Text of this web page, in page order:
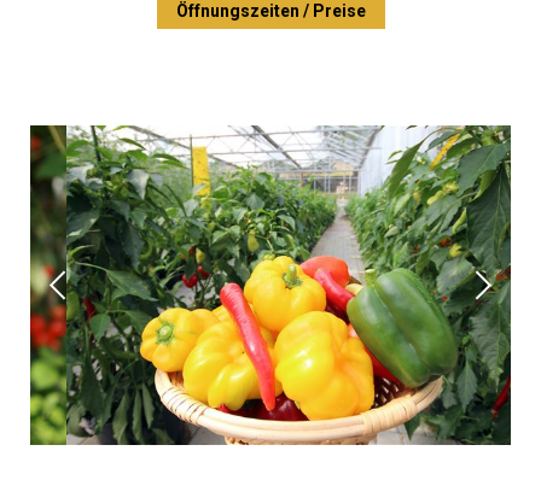
Öffnungszeiten / Preise